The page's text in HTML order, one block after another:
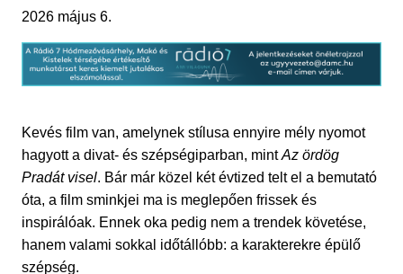
2026 május 6.
Kevés film van, amelynek stílusa ennyire mély nyomot
hagyott a divat- és szépségiparban, mintAz ördög
Pradát visel. Bár már közel két évtized telt el a bemutató
óta, a film sminkjei ma is meglepően frissek és
inspirálóak. Ennek oka pedig nem a trendek követése,
hanem valami sokkal időtállóbb: a karakterekre épülő
szépség.